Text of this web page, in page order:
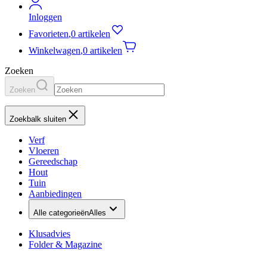
Inloggen
Favorieten,0 artikelen
Winkelwagen,0 artikelen
Zoeken
Zoeken
Zoekbalk sluiten
Verf
Vloeren
Gereedschap
Hout
Tuin
Aanbiedingen
Alle categorieënAlles
Klusadvies
Folder & Magazine